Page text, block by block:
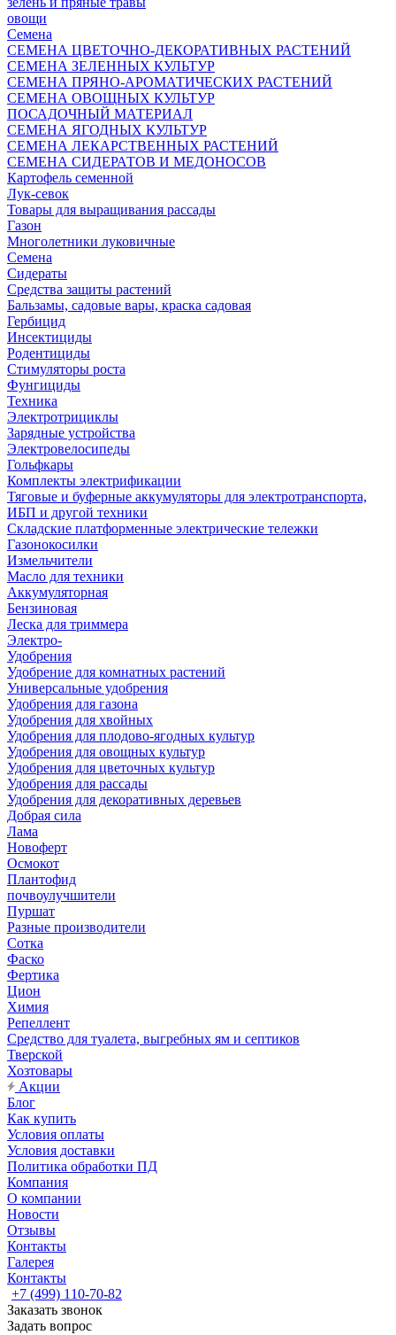
овощи
Семена
СЕМЕНА ЦВЕТОЧНО-ДЕКОРАТИВНЫХ РАСТЕНИЙ
СЕМЕНА ЗЕЛЕННЫХ КУЛЬТУР
СЕМЕНА ПРЯНО-АРОМАТИЧЕСКИХ РАСТЕНИЙ
СЕМЕНА ОВОЩНЫХ КУЛЬТУР
ПОСАДОЧНЫЙ МАТЕРИАЛ
СЕМЕНА ЯГОДНЫХ КУЛЬТУР
СЕМЕНА ЛЕКАРСТВЕННЫХ РАСТЕНИЙ
СЕМЕНА СИДЕРАТОВ И МЕДОНОСОВ
Картофель семенной
Лук-севок
Товары для выращивания рассады
Газон
Многолетники луковичные
Семена
Сидераты
Средства защиты растений
Бальзамы, садовые вары, краска садовая
Гербицид
Инсектициды
Родентициды
Стимуляторы роста
Фунгициды
Техника
Электротрициклы
Зарядные устройства
Электровелосипеды
Гольфкары
Комплекты электрификации
Тяговые и буферные аккумуляторы для электротранспорта,
ИБП и другой техники
Складские платформенные электрические тележки
Газонокосилки
Измельчители
Масло для техники
Аккумуляторная
Бензиновая
Леска для триммера
Электро-
Удобрения
Удобрение для комнатных растений
Универсальные удобрения
Удобрения для газона
Удобрения для хвойных
Удобрения для плодово-ягодных культур
Удобрения для овощных культур
Удобрения для цветочных культур
Удобрения для рассады
Удобрения для декоративных деревьев
Добрая сила
Лама
Новоферт
Осмокот
Плантофид
почвоулучшители
Пуршат
Разные производители
Сотка
Фаско
Фертика
Цион
Химия
Репеллент
Средство для туалета, выгребных ям и септиков
Тверской
Хозтовары
Акции
Блог
Как купить
Условия оплаты
Условия доставки
Политика обработки ПД
Компания
О компании
Новости
Отзывы
Контакты
Галерея
Контакты
+7 (499) 110-70-82
Заказать звонок
Задать вопрос